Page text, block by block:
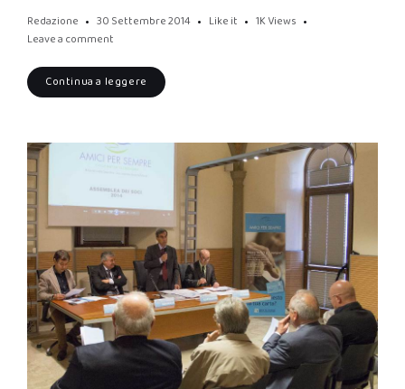
Redazione 30 Settembre 2014 Like it 1K Views
Leave a comment
Continua a leggere